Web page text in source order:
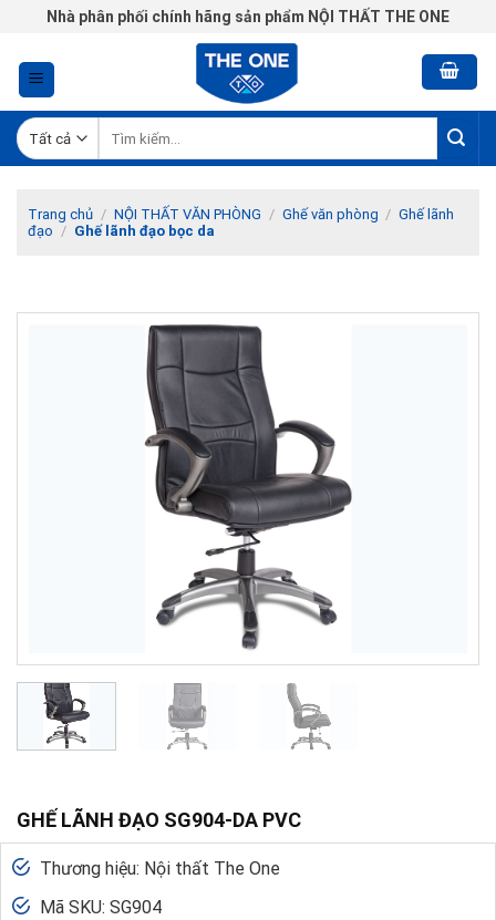
Chuyển
nội
dung
Nhà phân phối chính hãng sản phẩm NỘI THẤT THE ONE
kiếm:
Trang chủ / NỘI THẤT VĂN PHÒNG / Ghế văn phòng / Ghế lãnh
đạo / Ghế lãnh đạo bọc da
GHẾ LÃNH ĐẠO SG904-DA PVC
Thương hiệu: Nội thất The One
Mã SKU: SG904